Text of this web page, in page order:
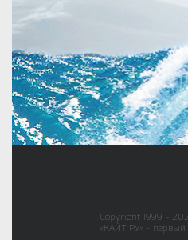
Copyright 1999 -
«КАЙТ РУ» - первый